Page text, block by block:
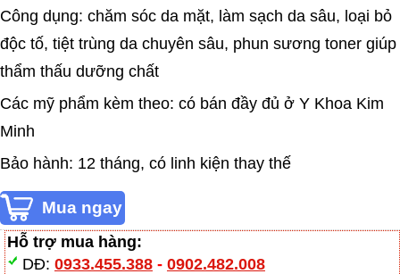
Công dụng: chăm sóc da mặt, làm sạch da sâu, loại bỏ
độc tố, tiệt trùng da chuyên sâu, phun sương toner giúp
thẩm thấu dưỡng chất
Các mỹ phẩm kèm theo: có bán đầy đủ ở Y Khoa Kim
Minh
Bảo hành: 12 tháng, có linh kiện thay thế
Hỗ trợ mua hàng:
DĐ: 0933.455.388- 0902.482.008